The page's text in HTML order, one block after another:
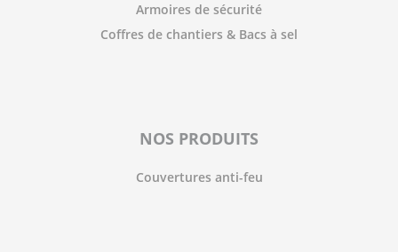
Armoires de sécurité
Coffres de chantiers & Bacs à sel
NOS PRODUITS
Couvertures anti-feu